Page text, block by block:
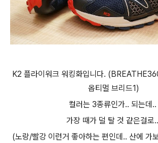
K2 플라이워크 워킹화입니다.
옵티멀 브리드1)
컬러는 3종류인가.. 되는데..
가장 때가 덜 탈 것 같은걸로..
(노랑/빨강 이런거 좋아하는 편인데.. 산에 가